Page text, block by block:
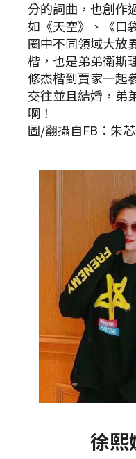
分的詞曲，也創作
如《天空》、《口
圈中不同領域大放
楷，也是弟弟衛斯
修杰楷到賈家一起
交往並且結婚，弟
啊！
圖/翻攝自FB：朱
徐熙